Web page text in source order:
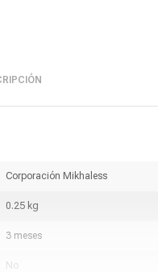
Corporación Mikhaless
0.25 kg
3 meses
No